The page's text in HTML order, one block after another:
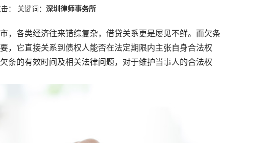
： 关键词：深圳律师事务所
各类经济往来错综复杂，借贷关系更是屡见不鲜。而欠条
，它直接关系到债权人能否在法定期限内主张自身合法权
条的有效时间及相关法律问题，对于维护当事人的合法权